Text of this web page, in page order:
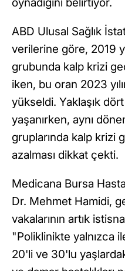
oynadığını belirtiyor.
ABD Ulusal Sağlık
verilerine göre, 2019
grubunda kalp krizi
iken, bu oran 2023
yükseldi. Yaklaşık
yaşanırken, aynı
gruplarında kalp krizi
azalması dikkat çekti.
Medicana Bursa
Dr. Mehmet Hamidi,
vakalarının artık
"Poliklinikte yalnızca
20'li ve 30'lu